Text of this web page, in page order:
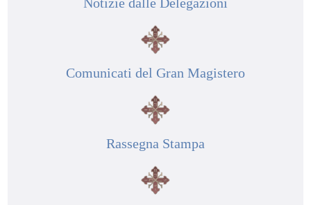
Comunicati del Gran Magistero
Rassegna Stampa